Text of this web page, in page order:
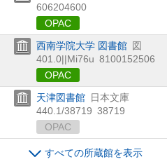
606204600
OPAC
西南学院大学 図書館 図
401.0||Mi76u 8100152506
OPAC
天津図書館 日本文庫
440.1/38719 38719
OPAC
すべての所蔵館を表示